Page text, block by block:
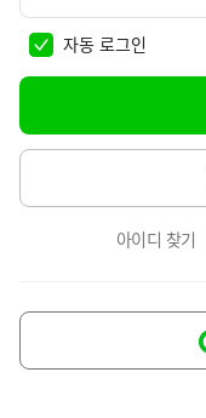
자동 로그인
아이디 찾기